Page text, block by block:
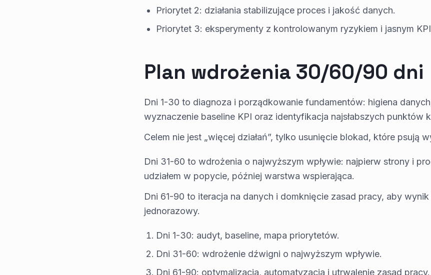
Priorytet 2: działania stabilizujące proces i jakość danych.
Priorytet 3: eksperymenty z kontrolowanym ryzykiem i jasnym
Plan wdrożenia 30/60/90 dni
Dni 1-30 to diagnoza i porządkowanie fundamentów: higiena
wyznaczenie baseline KPI oraz identyfikacja najsłabszych punktów
Celem nie jest „więcej działań”, tylko usunięcie blokad, które psują
Dni 31-60 to wdrożenia o najwyższym wpływie: najpierw strony i
udziałem w popycie, później warstwa wspierająca.
Dni 61-90 to iteracja na danych i domknięcie zasad pracy, aby wynik
jednorazowy.
Dni 1-30: audyt, baseline, mapa priorytetów.
Dni 31-60: wdrożenie dźwigni o najwyższym wpływie.
Dni 61-90: optymalizacja, automatyzacja i utrwalenie zasad pracy.